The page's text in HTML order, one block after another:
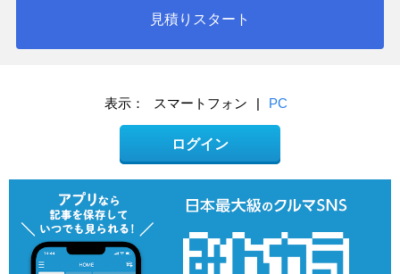
見積りスタート
表示： スマートフォン | PC
ログイン